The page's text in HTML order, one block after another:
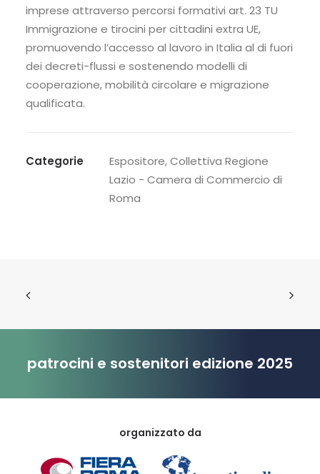
imprese attraverso percorsi formativi art. 23 TU
Immigrazione e tirocini per cittadini extra UE,
promuovendo l’accesso al lavoro in Italia al di fuori
dei decreti-flussi e sostenendo modelli di
cooperazione, mobilità circolare e migrazione
qualificata.
Categorie Espositore,Collettiva Regione
Lazio - Camera di Commercio di
Roma
patrocini e sostenitori edizione 2025
organizzato da